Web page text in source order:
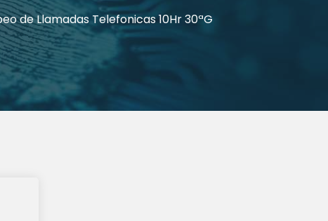
de Llamadas Telefonicas 10Hr 30ªG